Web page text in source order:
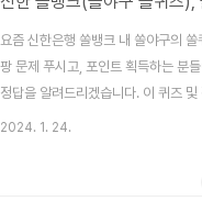
요즘 신한은행 쏠뱅크 내 쏠야구의
팡 문제 푸시고, 포인트 획득하는 분
정답을 알려드리겠습니다. 이 퀴즈
전쟁 시청률 맞추기 이벤트 알아보기
2024. 1. 24.